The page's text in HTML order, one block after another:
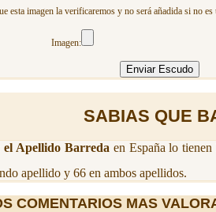
esta imagen la verificaremos y no será añadida si no
Imagen:
SABIAS QUE
el Apellido Barreda en España lo
apellido y 66 en ambos apellidos.
COMENTARIOS MAS